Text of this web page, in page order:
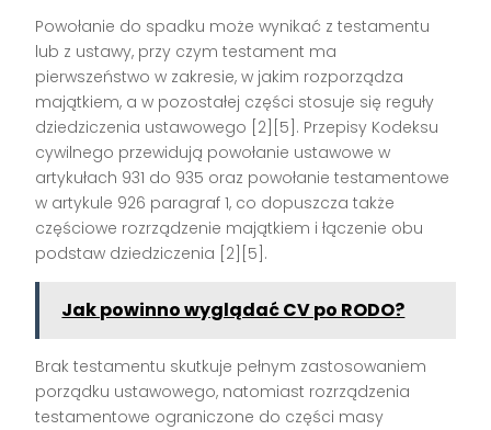
Powołanie do spadku może wynikać z testamentu
lub z ustawy, przy czym testament ma
pierwszeństwo w zakresie, w jakim rozporządza
majątkiem, a w pozostałej części stosuje się reguły
dziedziczenia ustawowego [2][5]. Przepisy Kodeksu
cywilnego przewidują powołanie ustawowe w
artykułach 931 do 935 oraz powołanie testamentowe
w artykule 926 paragraf 1, co dopuszcza także
częściowe rozrządzenie majątkiem i łączenie obu
podstaw dziedziczenia [2][5].
Jak powinno wyglądać CV po RODO?
Brak testamentu skutkuje pełnym zastosowaniem
porządku ustawowego, natomiast rozrządzenia
testamentowe ograniczone do części masy